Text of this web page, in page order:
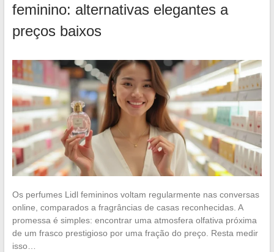
feminino: alternativas elegantes a
preços baixos
Os perfumes Lidl femininos voltam regularmente nas conversas
online, comparados a fragrâncias de casas reconhecidas. A
promessa é simples: encontrar uma atmosfera olfativa próxima
de um frasco prestigioso por uma fração do preço. Resta medir
isso…